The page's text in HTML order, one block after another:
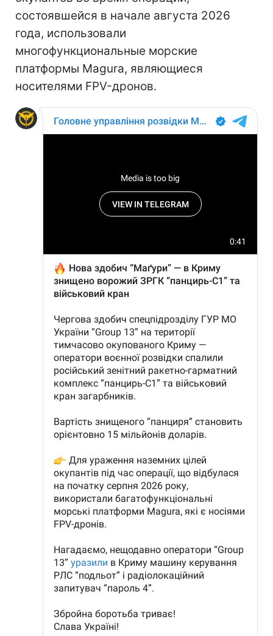
состоявшейся в начале августа 2026
года, использовали
многофункциональные морские
платформы Magura, являющиеся
носителями FPV-дронов.